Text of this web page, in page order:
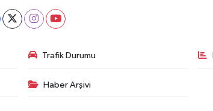
Trafik Durumu
Haber Arşivi